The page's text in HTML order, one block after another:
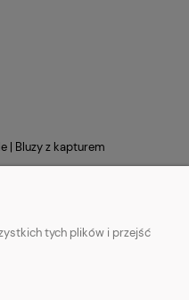
| Bluzy z kapturem
tych plików i przejść